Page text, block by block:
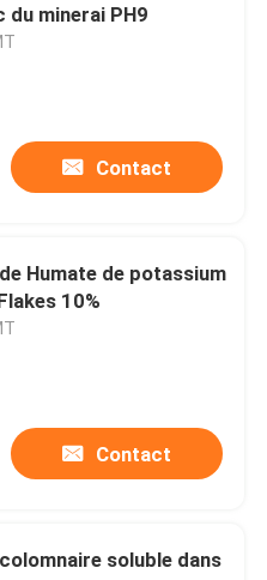
d'algue
du minerai PH9
Contact
Humate de potassium
10%
Contact
soluble dans